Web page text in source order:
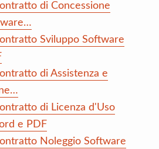
di Concessione
Sviluppo Software
di Assistenza e
di Licenza d'Uso
e PDF
Noleggio Software